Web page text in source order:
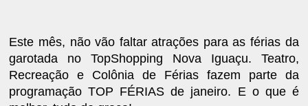
Este mês, não vão faltar atrações para as férias da
garotada no TopShopping Nova Iguaçu. Teatro,
Recreação e Colônia de Férias fazem parte da
programação TOP FÉRIAS de janeiro. E o que é